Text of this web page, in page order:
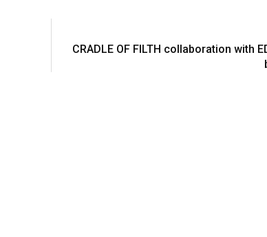
CRADLE OF FILTH collaboration with